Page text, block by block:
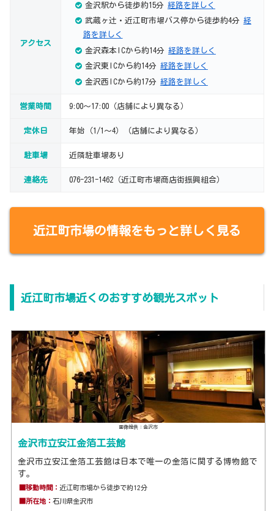
アクセス
金沢駅から徒歩約15分 経路を詳しく
武蔵ヶ辻・近江町市場バス停から徒歩約4分 経
路を詳しく
金沢森本ICから約14分 経路を詳しく
金沢東ICから約14分 経路を詳しく
金沢西ICから約17分 経路を詳しく
営業時間 9:00～17:00（店舗により異なる）
定休日 年始（1/1～4）（店舗により異なる）
駐車場 近隣駐車場あり
連絡先 076-231-1462（近江町市場商店街振興組合）
近江町市場の情報をもっと詳しく見る
近江町市場近くのおすすめ観光スポット
画像提供：金沢市
金沢市立安江金箔工芸館
金沢市立安江金箔工芸館は日本で唯一の金箔に関する博物館で
す。
■移動時間：近江町市場から徒歩で約12分
■所在地：石川県金沢市